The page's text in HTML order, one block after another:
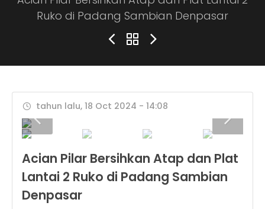
Ruko di Padang Sambian Denpasar
tahun lalu, 18 Oct 2024 - 14:08
Acian Pilar Bersihkan Atap dan Plat
Lantai 2 Ruko di Padang Sambian
Denpasar